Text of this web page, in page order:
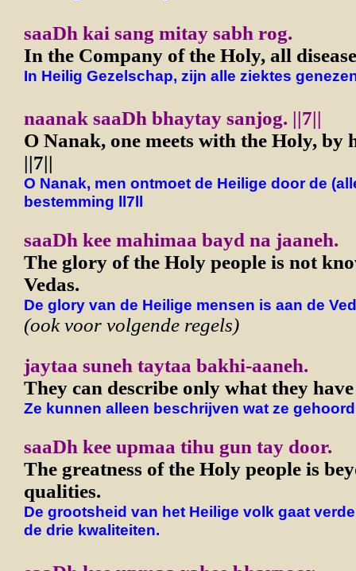
saaDh kai sang mitay sabh rog.
In the Company of the Holy, all
In Heilig Gezelschap, zijn alle ziektes
naanak saaDh bhaytay sanjog. ||7||
O Nanak, one meets with the Holy, by
||7||
O Nanak, men ontmoet de Heilige door de
bestemming ll7ll
saaDh kee mahimaa bayd na jaaneh.
The glory of the Holy people is not
Vedas.
De glory van de Heilige mensen is aan de
(ook voor volgende regels)
jaytaa suneh taytaa bakhi-aaneh.
They can describe only what they
Ze kunnen alleen beschrijven wat ze
saaDh kee upmaa tihu gun tay door.
The greatness of the Holy people is
qualities.
De grootsheid van het Heilige volk gaat
de drie kwaliteiten.